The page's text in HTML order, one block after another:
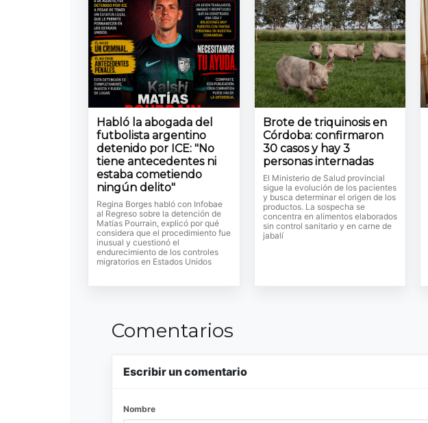
Habló la abogada del
futbolista argentino
detenido por ICE: "No
tiene antecedentes ni
estaba cometiendo
ningún delito"
Regina Borges habló con Infobae
al Regreso sobre la detención de
Matías Pourrain, explicó por qué
considera que el procedimiento fue
inusual y cuestionó el
endurecimiento de los controles
migratorios en Estados Unidos
Brote de triquinosis en
Córdoba: confirmaron
30 casos y hay 3
personas internadas
El Ministerio de Salud provincial
sigue la evolución de los pacientes
y busca determinar el origen de los
productos. La sospecha se
concentra en alimentos elaborados
sin control sanitario y en carne de
jabalí
Comentarios
Escribir un comentario
Nombre